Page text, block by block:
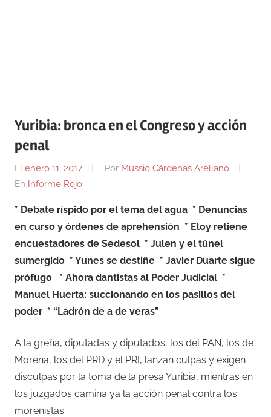
Yuribia: bronca en el Congreso y acción
penal
El enero 11, 2017 Por Mussio Cárdenas Arellano
En Informe Rojo
* Debate ríspido por el tema del agua * Denuncias
en curso y órdenes de aprehensión * Eloy retiene
encuestadores de Sedesol * Julen y el túnel
sumergido * Yunes se destiñe * Javier Duarte sigue
prófugo * Ahora dantistas al Poder Judicial *
Manuel Huerta: succionando en los pasillos del
poder * “Ladrón de a de veras”
A la greña, diputadas y diputados, los del PAN, los de
Morena, los del PRD y el PRI, lanzan culpas y exigen
disculpas por la toma de la presa Yuribia, mientras en
los juzgados camina ya la acción penal contra los
morenistas.